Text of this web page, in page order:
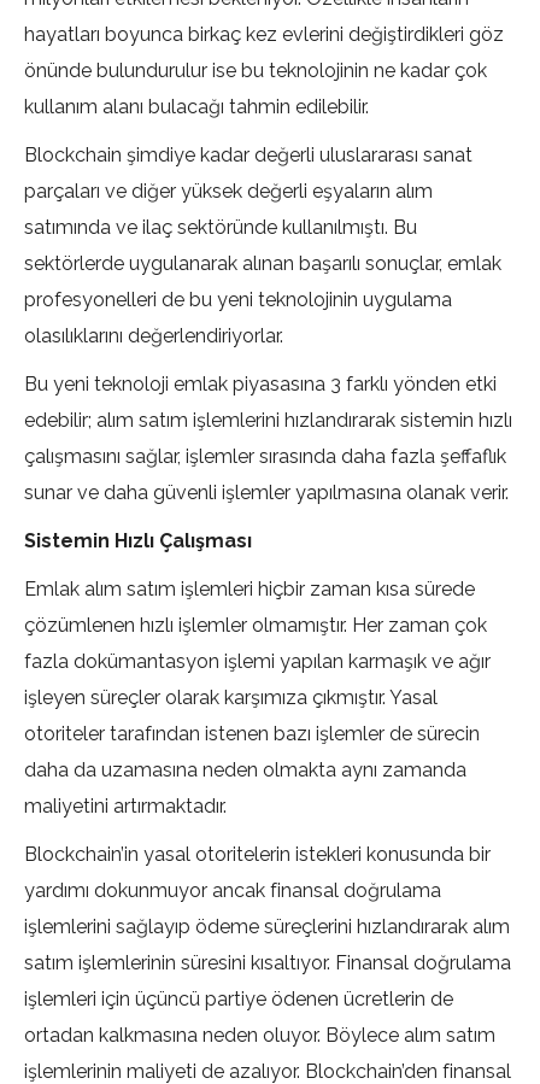
hayatları boyunca birkaç kez evlerini değiştirdikleri göz
önünde bulundurulur ise bu teknolojinin ne kadar çok
kullanım alanı bulacağı tahmin edilebilir.
Blockchain şimdiye kadar değerli uluslararası sanat
parçaları ve diğer yüksek değerli eşyaların alım
satımında ve ilaç sektöründe kullanılmıştı. Bu
sektörlerde uygulanarak alınan başarılı sonuçlar, emlak
profesyonelleri de bu yeni teknolojinin uygulama
olasılıklarını değerlendiriyorlar.
Bu yeni teknoloji emlak piyasasına 3 farklı yönden etki
edebilir; alım satım işlemlerini hızlandırarak sistemin hızlı
çalışmasını sağlar, işlemler sırasında daha fazla şeffaflık
sunar ve daha güvenli işlemler yapılmasına olanak verir.
Sistemin Hızlı Çalışması
Emlak alım satım işlemleri hiçbir zaman kısa sürede
çözümlenen hızlı işlemler olmamıştır. Her zaman çok
fazla dokümantasyon işlemi yapılan karmaşık ve ağır
işleyen süreçler olarak karşımıza çıkmıştır. Yasal
otoriteler tarafından istenen bazı işlemler de sürecin
daha da uzamasına neden olmakta aynı zamanda
maliyetini artırmaktadır.
Blockchain’in yasal otoritelerin istekleri konusunda bir
yardımı dokunmuyor ancak finansal doğrulama
işlemlerini sağlayıp ödeme süreçlerini hızlandırarak alım
satım işlemlerinin süresini kısaltıyor. Finansal doğrulama
işlemleri için üçüncü partiye ödenen ücretlerin de
ortadan kalkmasına neden oluyor. Böylece alım satım
işlemlerinin maliyeti de azalıyor. Blockchain’den finansal